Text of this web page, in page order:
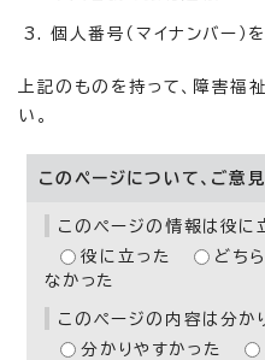
個人番号（マイナンバー）
上記のものを持って、障害福
い。
このページについて、ご意
このページの情報は役に
役に立った
どち
なかった
このページの内容は分か
分かりやすかった